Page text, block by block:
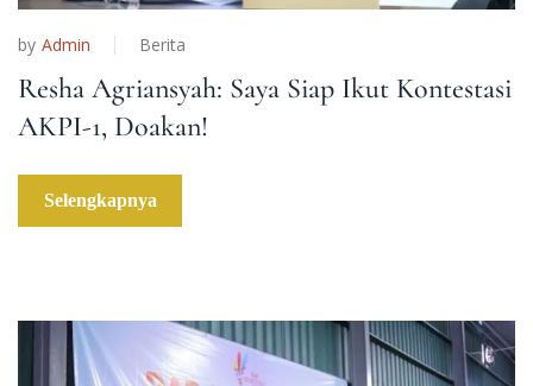
by Admin Berita
Resha Agriansyah: Saya Siap Ikut Kontestasi
AKPI-1, Doakan!
Selengkapnya